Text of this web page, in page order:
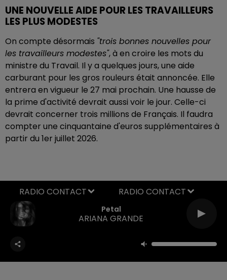
UNE NOUVELLE AIDE POUR LES TRAVAILLEURS
LES PLUS MODESTES
On compte désormais "trois bonnes nouvelles pour
les travailleurs modestes", à en croire les mots du
ministre du Travail. Il y a quelques jours, une aide
carburant pour les gros rouleurs était annoncée. Elle
entrera en vigueur le 27 mai prochain. Une hausse de
la prime d'activité devrait aussi voir le jour. Celle-ci
devrait concerner trois millions de Français. Il faudra
compter une cinquantaine d'euros supplémentaires à
partir du 1er juillet 2026.
Petal
ARIANA GRANDE
RADIO CONTACT